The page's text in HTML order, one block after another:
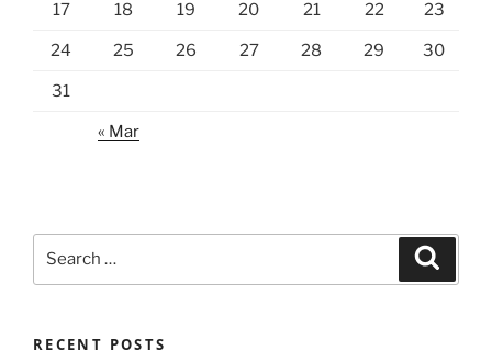
17 18 19 20 21 22 23
24 25 26 27 28 29 30
31
« Mar
RECENT POSTS